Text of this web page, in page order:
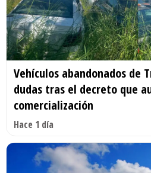
Vehículos abandonados de
dudas tras el decreto que
comercialización
Hace 1 día